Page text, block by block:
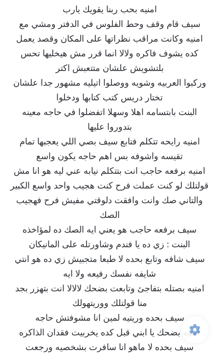
امنيه بحب ربنا يقويك يارب
سيف قام وقف وحط الفلوس في الدفتر ومشي مع
امنيه وكانت مراقب نظراتها على المكان وقصد يعمل
كده يشوف فاكره ولالا انما قرر مش هيخليها تحس
بلتشويش علشان متتعبش اكتر
وركبوا العربيه وشويه ووصلوا اتيليه مشهور جدا علشان
تختار دريس كتب كتابها ودخلوا
البنت بابتسامه اهلا وسهلا اتفضلوا في حاجه معينه
بتدوروا عليها
امنيه رايحه تتكلم فتابع سيف بصي اللي يعجبها تمام
تقيسه واشوفه بس اهم حاجه يكون واسع
امنيه برفعه حاجب انت بتتكلم نيابه عني ليه هو انا مش
قولتلك لو كنت عملت فرح كنت هجيب واحد واسع الكبير
والتاني صك وانت وافقت دلوقتي مفيش فرح فهجيب
الصك
سيف برفعه حاجب هو يعني ايه الصك ده لمؤاخذه
البنت : زي ده يا فندم وشاورتله على المانيكان
سيف شافه وتابع بحده لا طبعا متجبيش زي ده هو انتي
شايفه نفسك رفيعه ولا ايه
امنيه بصتله بتفاجئ وتابعت بضحك لالالا انت بتهزر بجد
منا قولتلك ووريتهولك
سيف بحده وريتيه لمين انا مشوفتش حاجه
امنيه بضحك يا ابني قبل كده يخربيت فقدان الذاكره
سيف بحده لا ماهو انا سافرت بشخصيه ورجعت